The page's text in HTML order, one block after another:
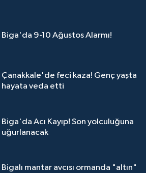
Biga'da 9-10 Ağustos Alarmı!
Çanakkale'de feci kaza! Genç yaşta
hayata veda etti
Biga'da Acı Kayıp! Son yolculuğuna
uğurlanacak
Bigalı mantar avcısı ormanda "altın"